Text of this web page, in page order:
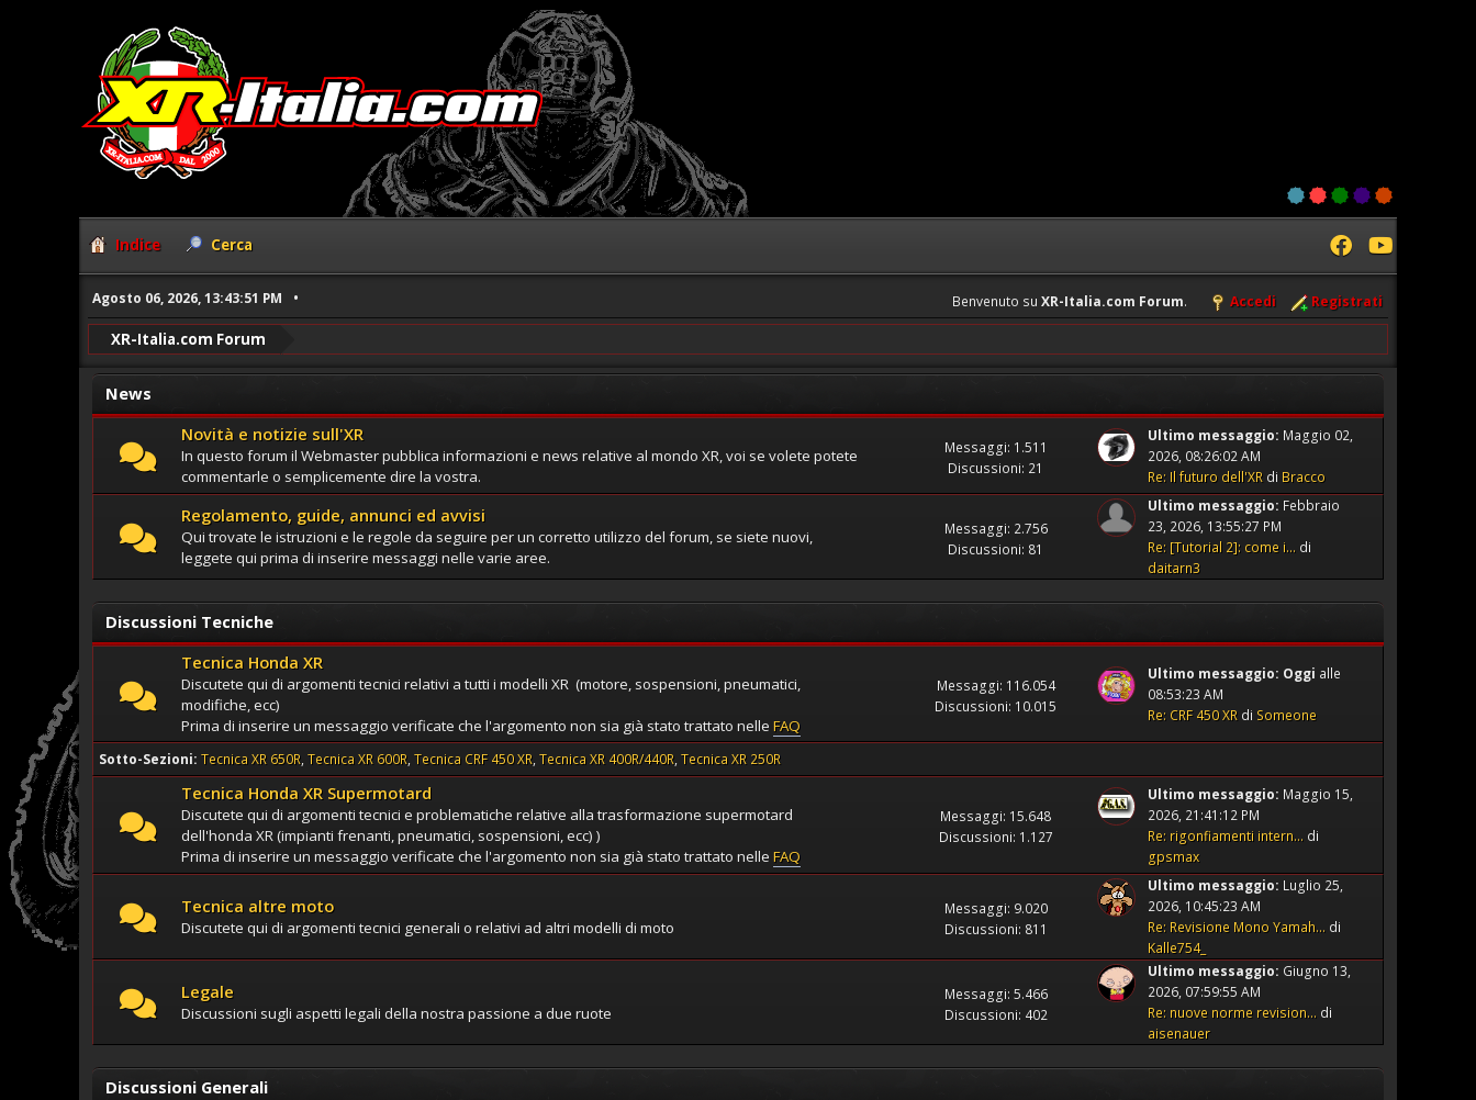
Indice Cerca
Agosto 06, 2026, 13:43:51 PM Benvenuto su XR-Italia.com Forum. Accedi Registrati
XR-Italia.com Forum
News
Novità e notizie sull'XR
In questo forum il Webmaster pubblica informazioni e news relative al mondo XR, voi se volete potete
commentarle o semplicemente dire la vostra.
Messaggi: 1.511
Discussioni: 21
Ultimo messaggio: Maggio 02,
2026, 08:26:02 AM
Re: Il futuro dell'XR di Bracco
Regolamento, guide, annunci ed avvisi
Qui trovate le istruzioni e le regole da seguire per un corretto utilizzo del forum, se siete nuovi,
leggete qui prima di inserire messaggi nelle varie aree.
Messaggi: 2.756
Discussioni: 81
Ultimo messaggio: Febbraio
23, 2026, 13:55:27 PM
Re: [Tutorial 2]: come i... di
daitarn3
Discussioni Tecniche
Tecnica Honda XR
Discutete qui di argomenti tecnici relativi a tutti i modelli XR (motore, sospensioni, pneumatici,
modifiche, ecc)
Prima di inserire un messaggio verificate che l'argomento non sia già stato trattato nelle FAQ
Messaggi: 116.054
Discussioni: 10.015
Ultimo messaggio: Oggi alle
08:53:23 AM
Re: CRF 450 XR di Someone
Sotto-Sezioni Tecnica XR 650R Tecnica XR 600R Tecnica CRF 450 XR Tecnica XR 400R/440R Tecnica XR 250R
Tecnica Honda XR Supermotard
Discutete qui di argomenti tecnici e problematiche relative alla trasformazione supermotard
dell'honda XR (impianti frenanti, pneumatici, sospensioni, ecc) )
Prima di inserire un messaggio verificate che l'argomento non sia già stato trattato nelle FAQ
Messaggi: 15.648
Discussioni: 1.127
Ultimo messaggio: Maggio 15,
2026, 21:41:12 PM
Re: rigonfiamenti intern... di
gpsmax
Tecnica altre moto
Discutete qui di argomenti tecnici generali o relativi ad altri modelli di moto
Messaggi: 9.020
Discussioni: 811
Ultimo messaggio: Luglio 25,
2026, 10:45:23 AM
Re: Revisione Mono Yamah... di
Kalle754_
Legale
Discussioni sugli aspetti legali della nostra passione a due ruote
Messaggi: 5.466
Discussioni: 402
Ultimo messaggio: Giugno 13,
2026, 07:59:55 AM
Re: nuove norme revision... di
aisenauer
Discussioni Generali